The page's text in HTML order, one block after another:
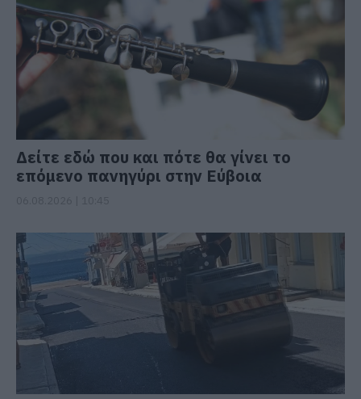
Δείτε εδώ που και πότε θα γίνει το
επόμενο πανηγύρι στην Εύβοια